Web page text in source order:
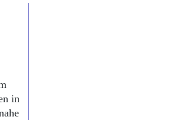
in